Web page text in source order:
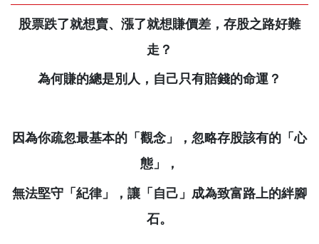
股票跌了就想賣、漲了就想賺價差，存股之路好難
走？
為何賺的總是別人，自己只有賠錢的命運？
因為你疏忽最基本的「觀念」，忽略存股該有的「心
態」，
無法堅守「紀律」，讓「自己」成為致富路上的絆腳
石。